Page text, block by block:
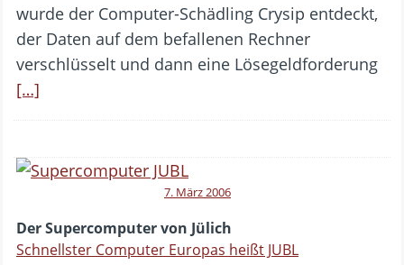
wurde der Computer-Schädling Crysip entdeckt,
der Daten auf dem befallenen Rechner
verschlüsselt und dann eine Lösegeldforderung
[…]
7. März 2006
Der Supercomputer von Jülich
Schnellster Computer Europas heißt JUBL